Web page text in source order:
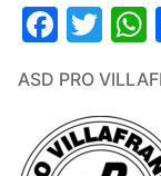
ASD PRO